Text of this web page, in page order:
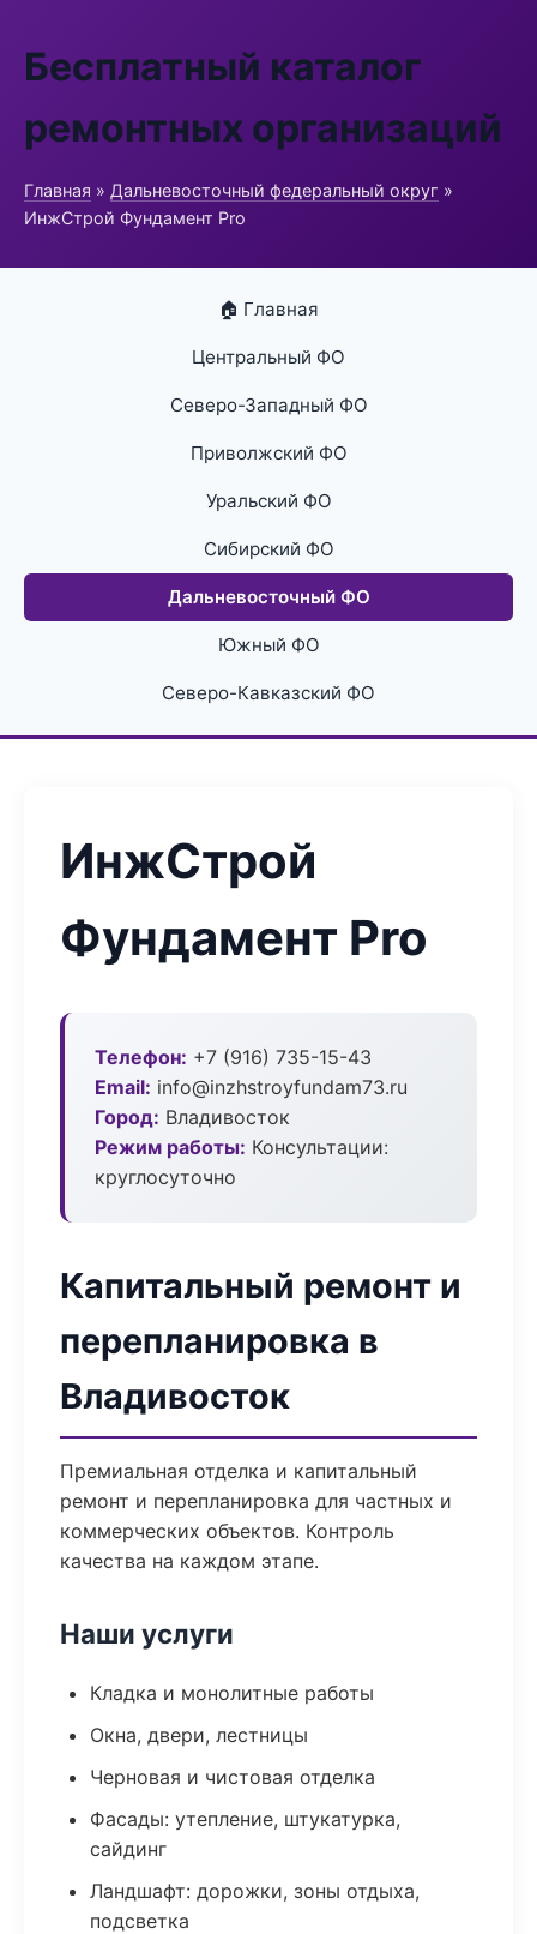
Бесплатный каталог
ремонтных организаций
Главная » Дальневосточный федеральный округ »
ИнжСтрой Фундамент Pro
🏠 Главная
Центральный ФО
Северо-Западный ФО
Приволжский ФО
Уральский ФО
Сибирский ФО
Дальневосточный ФО
Южный ФО
Северо-Кавказский ФО
ИнжСтрой
Фундамент Pro
Телефон: +7 (916) 735-15-43
Email: info@inzhstroyfundam73.ru
Город: Владивосток
Режим работы: Консультации:
круглосуточно
Капитальный ремонт и
перепланировка в
Владивосток
Премиальная отделка и капитальный
ремонт и перепланировка для частных и
коммерческих объектов. Контроль
качества на каждом этапе.
Наши услуги
Кладка и монолитные работы
Окна, двери, лестницы
Черновая и чистовая отделка
Фасады: утепление, штукатурка,
сайдинг
Ландшафт: дорожки, зоны отдыха,
подсветка